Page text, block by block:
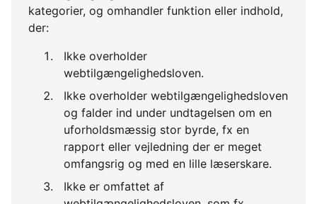
kategorier, og omhandler funktion eller indhold,
der:
Ikke overholder
webtilgængelighedsloven.
Ikke overholder webtilgængelighedsloven
og falder ind under undtagelsen om en
uforholdsmæssig stor byrde, fx en
rapport eller vejledning der er meget
omfangsrig og med en lille læserskare.
Ikke er omfattet af